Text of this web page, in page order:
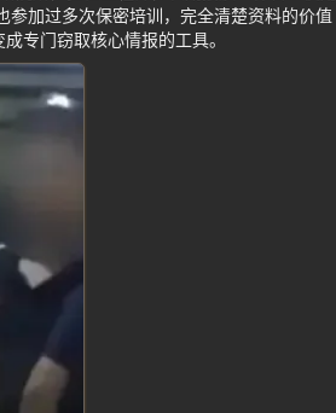
加过多次保密培训，完全清楚资料的价值
专门窃取核心情报的工具。